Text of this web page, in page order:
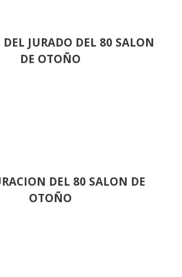
JURADO DEL 80 SALON
DE OTOÑO
DEL 80 SALON DE
OTOÑO